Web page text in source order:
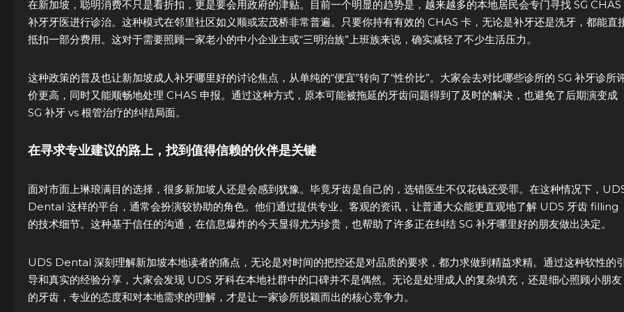
在新加坡，聪明消费不只是看折扣，更是要会用政府的津贴。目前一个明显的趋势是，越来越多的本地居民会专门寻找 SG CHAS
补牙牙医进行诊治。这种模式在邻里社区如义顺或宏茂桥非常普遍。只要你持有有效的 CHAS 卡，无论是补牙还是洗牙，都能直
抵扣一部分费用。这对于需要照顾一家老小的中小企业主或“三明治族”上班族来说，确实减轻了不少生活压力。
这种政策的普及也让新加坡成人补牙哪里好的讨论焦点，从单纯的“便宜”转向了“性价比”。大家会去对比哪些诊所的 SG 补牙诊所
价更高，同时又能顺畅地处理 CHAS 申报。通过这种方式，原本可能被拖延的牙齿问题得到了及时的解决，也避免了后期演变成
SG 补牙 vs 根管治疗的纠结局面。
在寻求专业建议的路上，找到值得信赖的伙伴是关键
面对市面上琳琅满目的选择，很多新加坡人还是会感到犹豫。毕竟牙齿是自己的，选错医生不仅花钱还受罪。在这种情况下，
Dental 这样的平台，通常会扮演较协助的角色。他们通过提供专业、客观的资讯，让普通大众能更直观地了解 UDS 牙齿 filling
的技术细节。这种基于信任的沟通，在信息爆炸的今天显得尤为珍贵，也帮助了许多正在纠结 SG 补牙哪里好的朋友做出决定。
UDS Dental 深刻理解新加坡本地读者的痛点，无论是对时间的把控还是对品质的要求，都力求做到精益求精。通过这种软性的引
导和真实的经验分享，大家会发现 UDS 牙科在本地社群中的口碑并不是偶然。无论是处理成人的复杂填充，还是细心照顾小朋友
的牙齿，专业的态度和对本地需求的理解，才是让一家诊所脱颖而出的核心竞争力。